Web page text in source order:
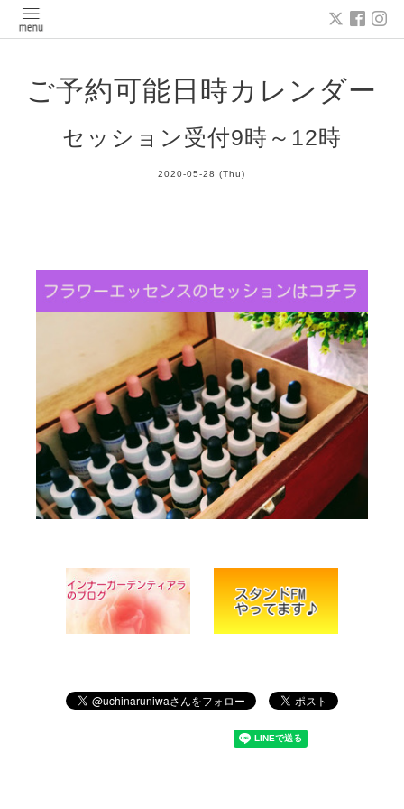
ご予約可能日時カレンダー
セッション受付9時～12時
2020-05-28 (Thu)